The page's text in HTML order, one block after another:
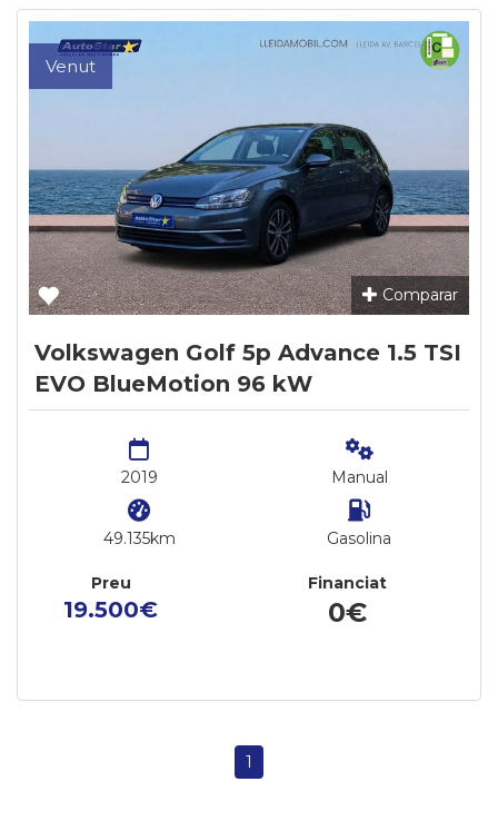
Venut
Comparar
Volkswagen Golf 5p Advance 1.5 TSI
EVO BlueMotion 96 kW
2019
49.135km
Manual
Gasolina
Preu
19.500€
Financiat
0€
1